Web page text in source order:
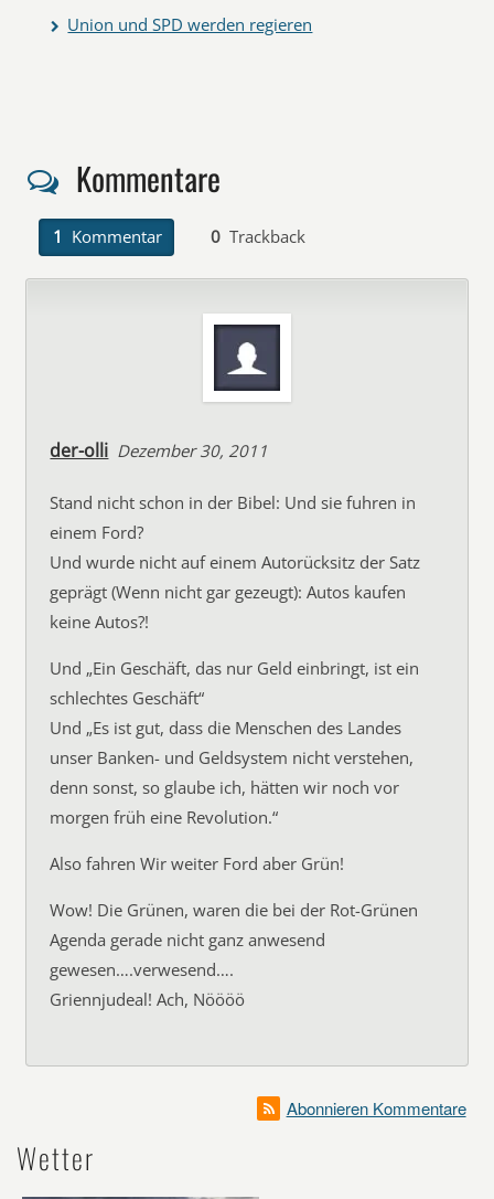
Union und SPD werden regieren
Kommentare
1 Kommentar 0 Trackback
der-olli Dezember 30, 2011
Stand nicht schon in der Bibel: Und sie fuhren in
einem Ford?
Und wurde nicht auf einem Autorücksitz der Satz
geprägt (Wenn nicht gar gezeugt): Autos kaufen
keine Autos?!
Und „Ein Geschäft, das nur Geld einbringt, ist ein
schlechtes Geschäft“
Und „Es ist gut, dass die Menschen des Landes
unser Banken- und Geldsystem nicht verstehen,
denn sonst, so glaube ich, hätten wir noch vor
morgen früh eine Revolution.“
Also fahren Wir weiter Ford aber Grün!
Wow! Die Grünen, waren die bei der Rot-Grünen
Agenda gerade nicht ganz anwesend
gewesen….verwesend….
Griennjudeal! Ach, Nöööö
Abonnieren Kommentare
Wetter